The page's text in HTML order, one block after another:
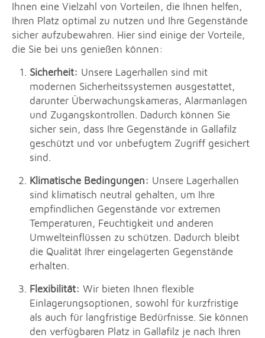
Ihnen eine Vielzahl von Vorteilen, die Ihnen helfen,
Ihren Platz optimal zu nutzen und Ihre Gegenstände
sicher aufzubewahren. Hier sind einige der Vorteile,
die Sie bei uns genießen können:
Sicherheit: Unsere Lagerhallen sind mit
modernen Sicherheitssystemen ausgestattet,
darunter Überwachungskameras, Alarmanlagen
und Zugangskontrollen. Dadurch können Sie
sicher sein, dass Ihre Gegenstände in Gallafilz
geschützt und vor unbefugtem Zugriff gesichert
sind.
Klimatische Bedingungen: Unsere Lagerhallen
sind klimatisch neutral gehalten, um Ihre
empfindlichen Gegenstände vor extremen
Temperaturen, Feuchtigkeit und anderen
Umwelteinflüssen zu schützen. Dadurch bleibt
die Qualität Ihrer eingelagerten Gegenstände
erhalten.
Flexibilität: Wir bieten Ihnen flexible
Einlagerungsoptionen, sowohl für kurzfristige
als auch für langfristige Bedürfnisse. Sie können
den verfügbaren Platz in Gallafilz je nach Ihren